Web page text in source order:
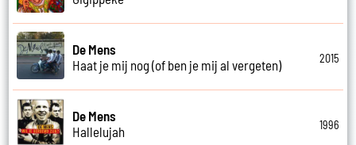
De Mens
Haat je mij nog (of ben je mij al vergeten)
2015
De Mens
Hallelujah
1996